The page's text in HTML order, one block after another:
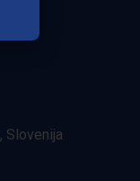
Slovenija